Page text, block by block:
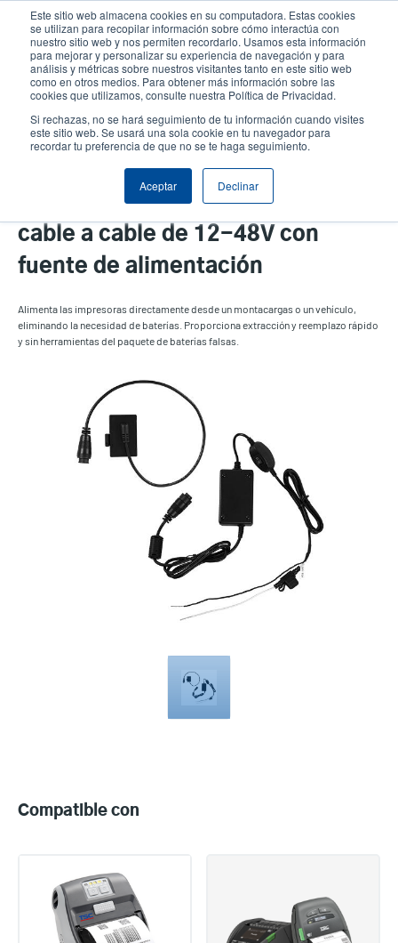
Este sitio web almacena cookies en su computadora. Estas cookies
se utilizan para recopilar información sobre cómo interactúa con
nuestro sitio web y nos permiten recordarlo. Usamos esta información
para mejorar y personalizar su experiencia de navegación y para
análisis y métricas sobre nuestros visitantes tanto en este sitio web
como en otros medios. Para obtener más información sobre las
cookies que utilizamos, consulte nuestra Política de Privacidad.
Si rechazas, no se hará seguimiento de tu información cuando visites
este sitio web. Se usará una sola cookie en tu navegador para
recordar tu preferencia de que no se te haga seguimiento.
Aceptar Declinar
contenido
principal
User
account
menu
User
Header
Selector de productos
Eliminador de batería de
cable a cable de 12-48V con
fuente de alimentación
Alimenta las impresoras directamente desde un montacargas o un vehículo,
eliminando la necesidad de baterías. Proporciona extracción y reemplazo rápido
y sin herramientas del paquete de baterías falsas.
Compatible con